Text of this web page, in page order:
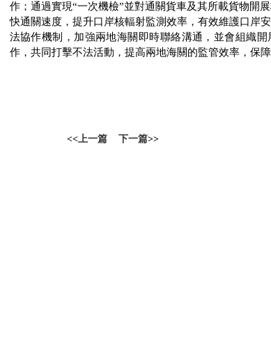
作；通過實現“一次機檢”並對通關貨車及其所載貨物開
快通關速度，提升口岸核輻射監測效率，有效維護口岸
法協作機制，加強兩地海關即時聯絡溝通，並會組織
作，共同打擊不法活動，提高兩地海關的監管效率，保障
<<上一篇 下一篇>>